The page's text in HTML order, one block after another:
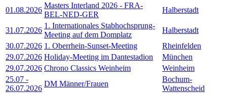
01.08.2026
Masters Interland 2026 - FRA-
BEL-NED-GER
Halberstadt
31.07.2026
1. Internationales Stabhochsprung-
Meeting auf dem Domplatz
Halberstadt
30.07.2026 1. Oberrhein-Sunset-Meeting
Rheinfelden
29.07.2026 Holiday-Meeting im Dantestadion
München
29.07.2026 Chrono Classics Weinheim
Weinheim
25.07 -
26.07.2026
DM Männer/Frauen
Bochum-
Wattenscheid